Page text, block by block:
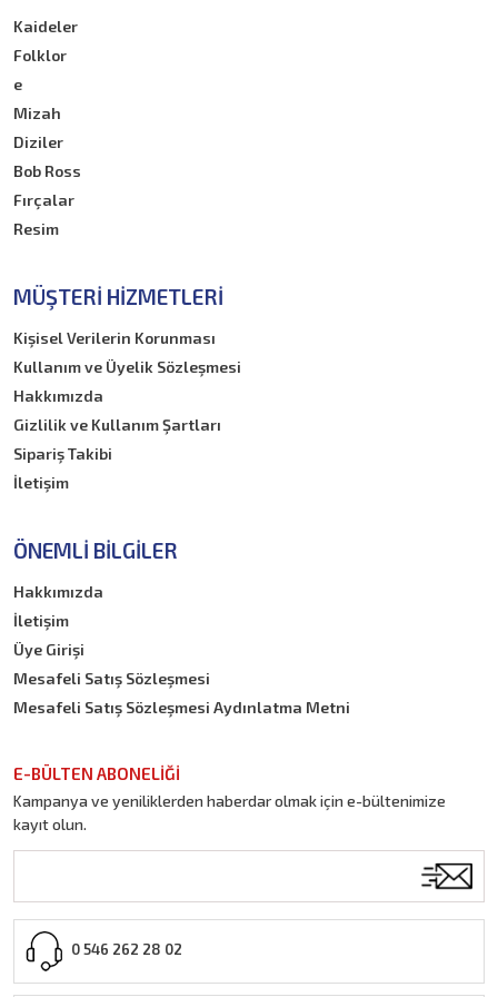
Kaideler
Folklor
e
Mizah
Diziler
Bob Ross
Fırçalar
Resim
MÜŞTERI HIZMETLERI
Kişisel Verilerin Korunması
Kullanım ve Üyelik Sözleşmesi
Hakkımızda
Gizlilik ve Kullanım Şartları
Sipariş Takibi
İletişim
ÖNEMLI BILGILER
Hakkımızda
İletişim
Üye Girişi
Mesafeli Satış Sözleşmesi
Mesafeli Satış Sözleşmesi Aydınlatma Metni
E-BÜLTEN ABONELİĞİ
Kampanya ve yeniliklerden haberdar olmak için e-bültenimize
kayıt olun.
0 546 262 28 02